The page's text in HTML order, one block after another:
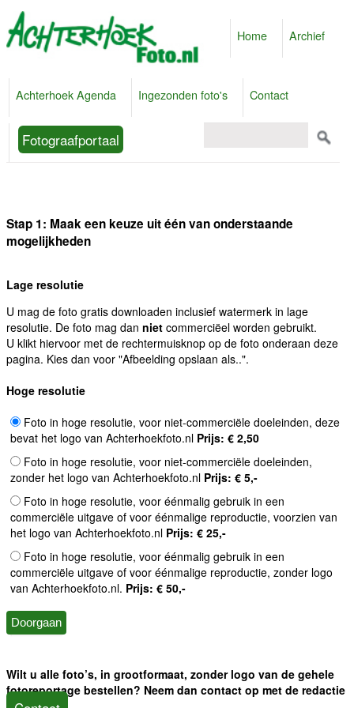
Home Archief
Achterhoek Agenda Ingezonden foto's Contact
Fotograafportaal
Stap 1: Maak een keuze uit één van onderstaande
mogelijkheden
Lage resolutie
U mag de foto gratis downloaden inclusief watermerk in lage
resolutie. De foto mag dan niet commerciëel worden gebruikt.
U klikt hiervoor met de rechtermuisknop op de foto onderaan deze
pagina. Kies dan voor "Afbeelding opslaan als..".
Hoge resolutie
Foto in hoge resolutie, voor niet-commerciële doeleinden, deze
bevat het logo van Achterhoekfoto.nl Prijs: € 2,50
Foto in hoge resolutie, voor niet-commerciële doeleinden,
zonder het logo van Achterhoekfoto.nl Prijs: € 5,-
Foto in hoge resolutie, voor éénmalig gebruik in een
commerciële uitgave of voor éénmalige reproductie, voorzien van
het logo van Achterhoekfoto.nl Prijs: € 25,-
Foto in hoge resolutie, voor éénmalig gebruik in een
commerciële uitgave of voor éénmalige reproductie, zonder logo
van Achterhoekfoto.nl. Prijs: € 50,-
Wilt u alle foto’s, in grootformaat, zonder logo van de gehele
fotoreportage bestellen? Neem dan contact op met de redactie